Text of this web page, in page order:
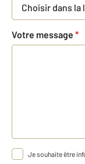
Choisir dans la
Votre message *
Je souhaite être